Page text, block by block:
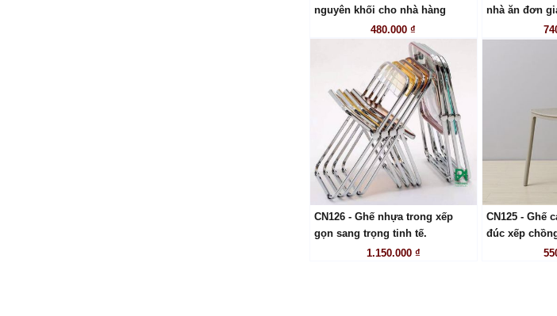
LIÊN HỆ
nguyên khối cho nhà hàng
480.000 ₫
nhà ăn đơn
LIÊN HỆ
CN126 - Ghế nhựa trong xếp
gọn sang trọng tinh tế.
1.150.000 ₫
CN125 - Ghế
đúc xếp